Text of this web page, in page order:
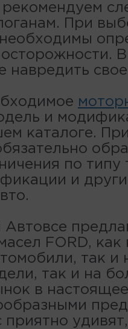
При
осторожности.
навредить
и
каталоге.
по типу
и
Автовсе
FORD, как
так и
так и на
в